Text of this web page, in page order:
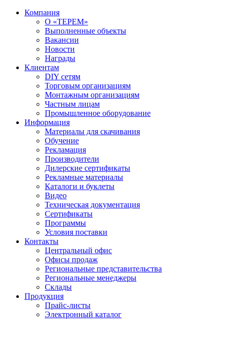
Компания
О «ТЕРЕМ»
Выполненные объекты
Вакансии
Новости
Награды
Клиентам
DIY сетям
Торговым организациям
Монтажным организациям
Частным лицам
Промышленное оборудование
Информация
Материалы для скачивания
Обучение
Рекламация
Производители
Дилерские сертификаты
Рекламные материалы
Каталоги и буклеты
Видео
Техническая документация
Сертификаты
Программы
Условия поставки
Контакты
Центральный офис
Офисы продаж
Региональные представительства
Региональные менеджеры
Склады
Продукция
Прайс-листы
Электронный каталог